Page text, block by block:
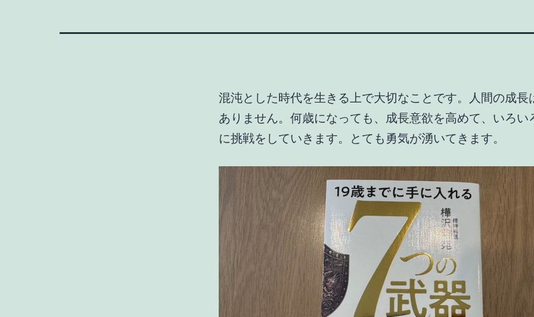
混沌とした時代を生きる上で大切なことです。人間の成長
ありません。何歳になっても、成長意欲を高めて、いろい
に挑戦をしていきます。とても勇気が湧いてきます。